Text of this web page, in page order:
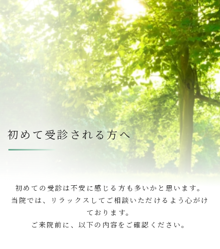
初めて受診される方へ
初めての受診は不安に感じる方も多いかと思います。
当院では、リラックスしてご相談いただけるよう心がけ
ております。
ご来院前に、以下の内容をご確認ください。